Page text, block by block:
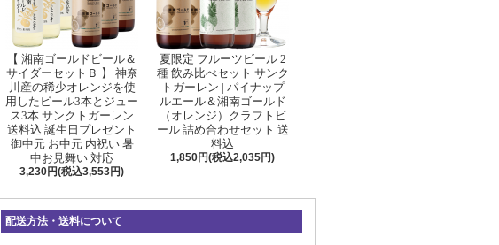
【 湘南ゴールドビール＆
サイダーセットＢ 】 神奈
川産の稀少オレンジを使
用したビール3本とジュー
ス3本 サンクトガーレン
送料込 誕生日プレゼント
御中元 お中元 内祝い 暑
中お見舞い 対応
3,230円(税込3,553円)
夏限定 フルーツビール 2
種 飲み比べセット サンク
トガーレン | パイナップ
ルエール＆湘南ゴールド
（オレンジ）クラフトビ
ール 詰め合わせセット 送
料込
1,850円(税込2,035円)
配送方法・送料について